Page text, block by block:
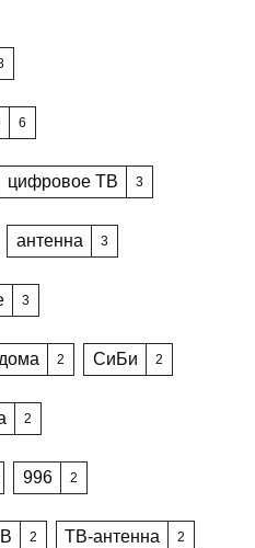
6
цифровое ТВ 3
антенна 3
3
2 СиБи 2
2
996 2
2 ТВ-антенна 2